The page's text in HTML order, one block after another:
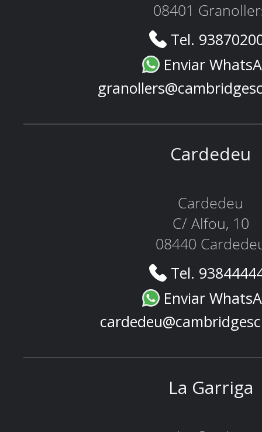
08401
Tel.
Enviar
Cardedeu
Cardedeu
C/ Alfou, 10
08440
Tel.
Enviar
La Garriga